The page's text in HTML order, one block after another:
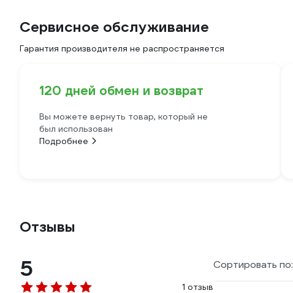
Сервисное обслуживание
Гарантия производителя не распространяется
120 дней обмен и возврат
Вы можете вернуть товар, который не
был использован
Подробнее
Отзывы
5
1 отзыв
Сортировать по: